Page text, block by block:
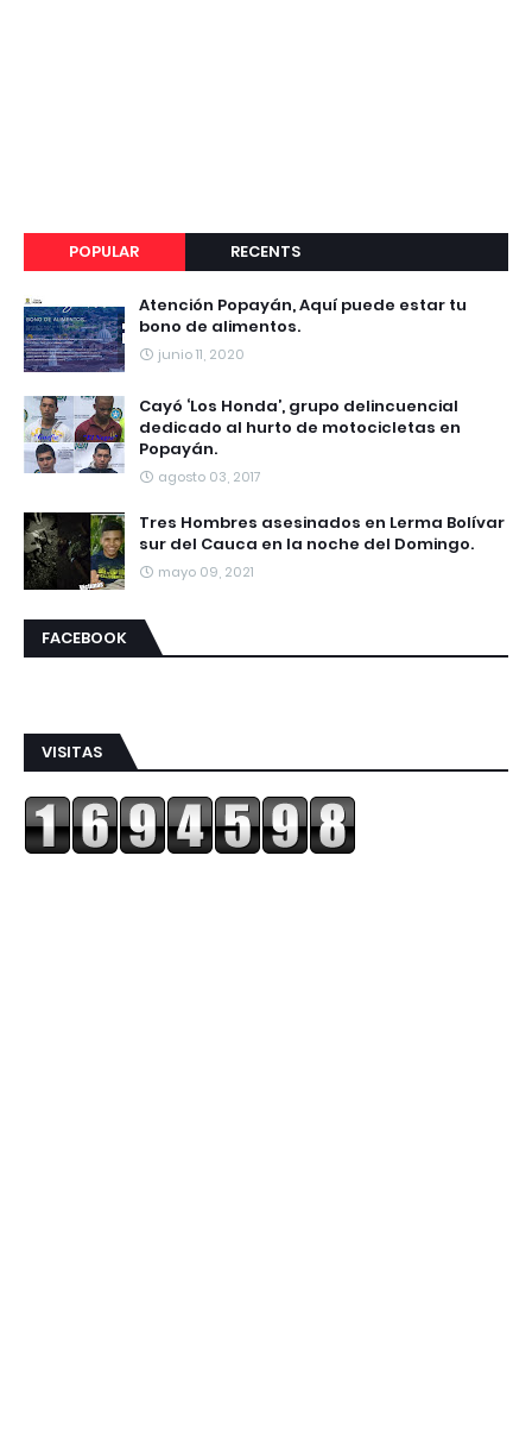
POPULAR RECENTS
Atención Popayán, Aquí puede estar tu
bono de alimentos.
junio 11, 2020
Cayó ‘Los Honda’, grupo delincuencial
dedicado al hurto de motocicletas en
Popayán.
agosto 03, 2017
Tres Hombres asesinados en Lerma Bolívar
sur del Cauca en la noche del Domingo.
mayo 09, 2021
FACEBOOK
VISITAS